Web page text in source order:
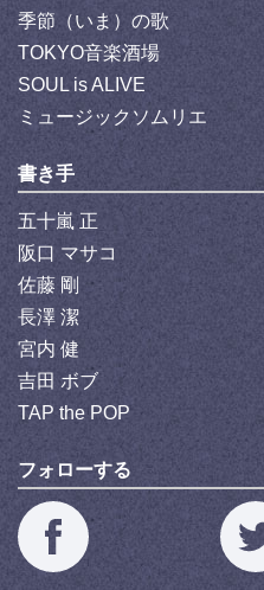
季節（いま）の歌
TOKYO音楽酒場
SOUL is ALIVE
ミュージックソムリエ
書き手
五十嵐 正
阪口 マサコ
佐藤 剛
長澤 潔
宮内 健
吉田 ボブ
TAP the POP
フォローする